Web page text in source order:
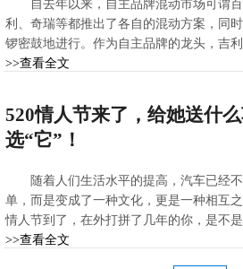
自去年以来，自主品牌混动市场可谓
利、奇瑞等都推出了各自的混动方案，同
锣密鼓地进行。作为自主品牌的龙头，吉
>>查看全文
520情人节来了，给她送什
选“它”！
随着人们生活水平的提高，汽车已经
单，而是变成了一种文化，更是一种相互
情人节到了，在外打拼了几年的你，是不是
>>查看全文